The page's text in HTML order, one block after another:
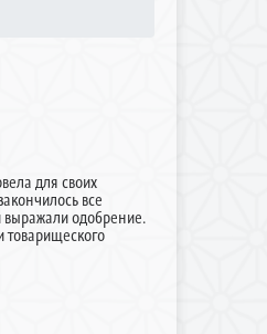
для своих
все
выражали одобрение.
товарищеского